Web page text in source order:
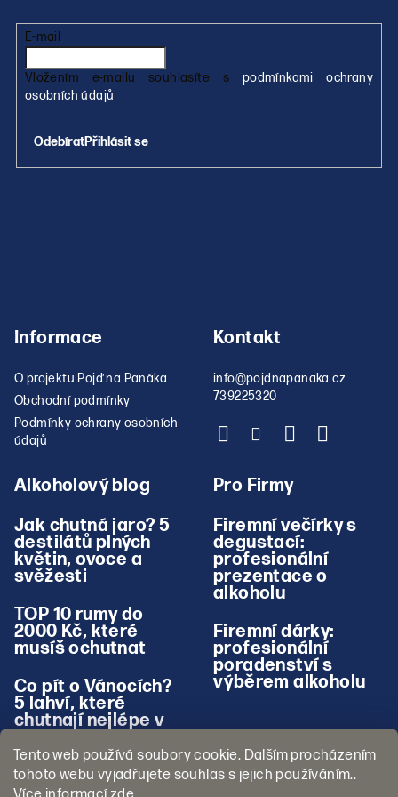
Tento web používá soubory cookie. Dalším procházením
tohoto webu vyjadřujete souhlas s jejich používáním..
p
v
p
E-mail
Vložením e-mailu souhlasíte s podmínkami ochrany
osobních údajů
Přihlásit se
Informace
O projektu Pojď na Panáka
Obchodní podmínky
Podmínky ochrany osobních
údajů
Kontakt
info@pojdnapanaka.cz
739225320
Alkoholový blog
Jak chutná jaro? 5
destilátů plných
květin, ovoce a
svěžesti
TOP 10 rumy do
2000 Kč, které
musíš ochutnat
Co pít o Vánocích?
5 lahví, které
chutnají nejlépe v
Pro Firmy
Firemní večírky s
degustací:
profesionální
prezentace o
alkoholu
Firemní dárky:
profesionální
poradenství s
výběrem alkoholu